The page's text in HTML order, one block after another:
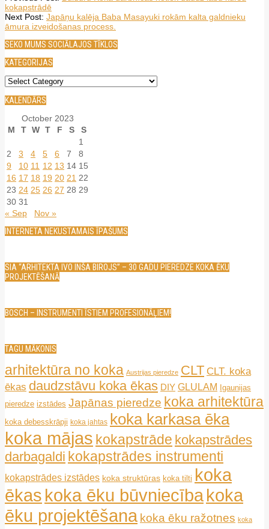
10-
05
kokapstrādē
Next Post: Japāņu kalēja Baba Masayuki rokām kalta galdnieku
āmura izveidošanas process.
SEKO MUMS SOCIĀLAJOS TĪKLOS
KATEGORIJAS
Kategorijas
KALENDĀRS
October 2023
M
T W T F S
S
1
2
3 4 5 6 7
8
9
10 11 12 13 14 15
16 17 18 19 20 21 22
23 24 25 26 27 28 29
30 31
« Sep
Nov »
INTERNETA NEKUSTAMAIS ĪPAŠUMS
SIA “ARHITEKTA IVO INŠA BIROJS” – 30 GADU PIEREDZE KOKA ĒKU
PROJEKTĒŠANĀ
BOSCH – INSTRUMENTI ĪSTIEM PROFESIONĀĻIEM!
TAGU MĀKONIS
arhitektūra no koka Austrijas pieredze CLT CLT. koka
ēkas daudzstāvu koka ēkas DIY GLULAM
Igaunijas
pieredze izstādes Japānas pieredze koka arhitektūra
koka debesskrāpji koka jahtas koka karkasa ēka
koka mājas kokapstrāde kokapstrādes
darbagaldi kokapstrādes instrumenti
kokapstrādes izstādes koka struktūras koka tilti koka
ēkas koka ēku būvniecībakoka
ēku projektēšana koka ēku ražotnes koka